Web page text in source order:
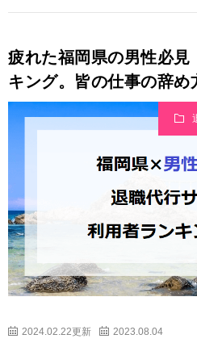
疲れた福岡県の男性必見
キング。皆の仕事の辞め
2024.02.22更新 2023.08.04